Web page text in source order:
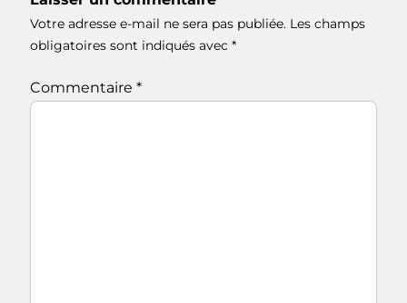
Votre adresse e-mail ne sera pas publiée. Les champs
obligatoires sont indiqués avec *
Commentaire *